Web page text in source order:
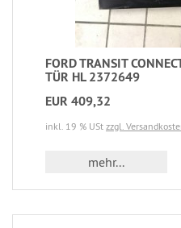
FORD TRANSIT
TÜR HL 2372649
EUR 409,32
inkl. 19 % USt zzgl.
mehr...